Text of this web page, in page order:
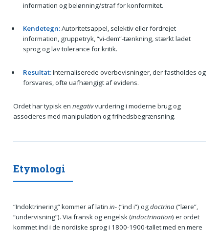
information og belønning/straf for konformitet.
Kendetegn:Autoritetsappel, selektiv eller fordrejet
information, gruppetryk, “vi-dem”-tænkning, stærkt ladet
sprog og lav tolerance for kritik.
Resultat:Internaliserede overbevisninger, der fastholdes og
forsvares, ofte uafhængigt af evidens.
Ordet har typisk en negativvurdering i moderne brug og
associeres med manipulation og frihedsbegrænsning.
Etymologi
“Indoktrinering” kommer af latin in-(“ind i”) ogdoctrina(“lære”,
“undervisning”). Via fransk og engelsk (indoctrination) er ordet
kommet ind i de nordiske sprog i 1800-1900-tallet med en mere